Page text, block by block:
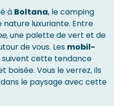
à Boltana, le camping
nature luxuriante. Entre
, une palette de vert et de
de vous. Les mobil-
suivent cette tendance
boisée. Vous le verrez, ils
le paysage avec cette